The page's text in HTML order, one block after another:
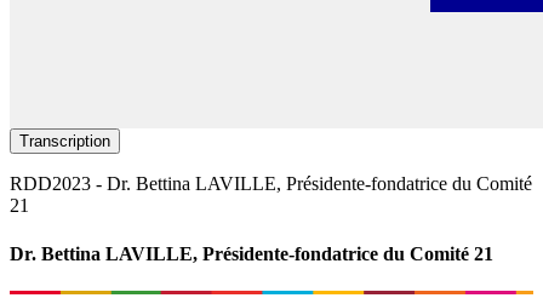
Transcription
RDD2023 - Dr. Bettina LAVILLE, Présidente-fondatrice du Comité
21
Dr. Bettina LAVILLE, Présidente-fondatrice du Comité 21